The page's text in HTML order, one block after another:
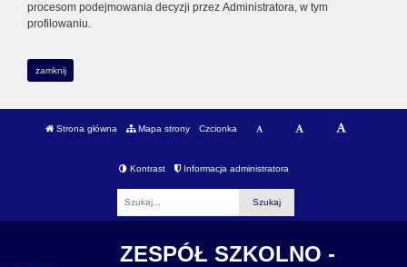
procesom podejmowania decyzji przez Administratora, w tym
profilowaniu.
zamknij
Strona główna Mapa strony Czcionka
Kontrast Informacja administratora
ZESPÓŁ SZKOLNO -